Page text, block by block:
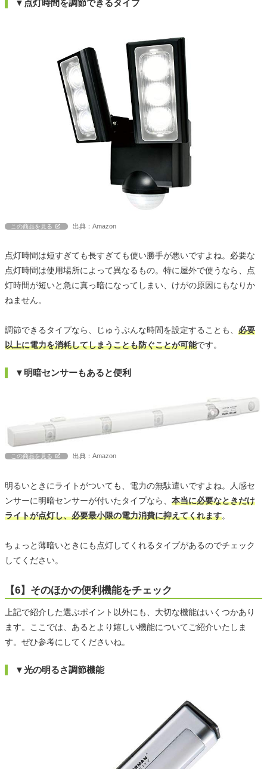
▼点灯時間を調節できるタイプ
この商品を見る 出典：Amazon
点灯時間は短すぎても長すぎても使い勝手が悪いですよね。必要な
点灯時間は使用場所によって異なるもの。特に屋外で使うなら、点
灯時間が短いと急に真っ暗になってしまい、けがの原因にもなりか
ねません。
調節できるタイプなら、じゅうぶんな時間を設定することも、 必要
以上に電力を消耗してしまうことも防ぐことが可能です。
▼明暗センサーもあると便利
この商品を見る 出典：Amazon
明るいときにライトがついても、電力の無駄遣いですよね。人感セ
ンサーに明暗センサーが付いたタイプなら、 本当に必要なときだけ
ライトが点灯し、必要最小限の電力消費に抑えてくれます。
ちょっと薄暗いときにも点灯してくれるタイプがあるのでチェック
してください。
【6】そのほかの便利機能をチェック
上記で紹介した選ぶポイント以外にも、大切な機能はいくつかあり
ます。ここでは、あるとより嬉しい機能についてご紹介いたしま
す。ぜひ参考にしてくださいね。
▼光の明るさ調節機能